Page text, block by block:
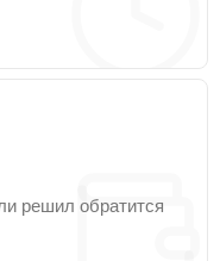
решил обратится